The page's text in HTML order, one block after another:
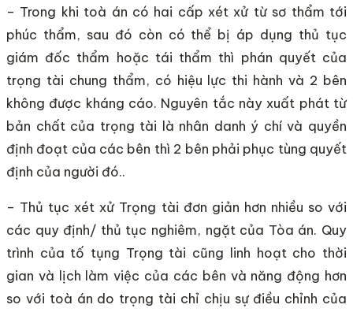
– Trong khi toà án có hai cấp xét xử từ sơ thẩm tới
phúc thẩm, sau đó còn có thể bị áp dụng thủ tục
giám đốc thẩm hoặc tái thẩm thì phán quyết của
trọng tài chung thẩm, có hiệu lực thi hành và 2 bên
không được kháng cáo. Nguyên tắc này xuất phát từ
bản chất của trọng tài là nhân danh ý chí và quyền
định đoạt của các bên thì 2 bên phải phục tùng quyết
định của người đó..
– Thủ tục xét xử Trọng tài đơn giản hơn nhiều so với
các quy định/ thủ tục nghiêm, ngặt của Tòa án. Quy
trình của tố tụng Trọng tài cũng linh hoạt cho thời
gian và lịch làm việc của các bên và năng động hơn
so với toà án do trọng tài chỉ chịu sự điều chỉnh của